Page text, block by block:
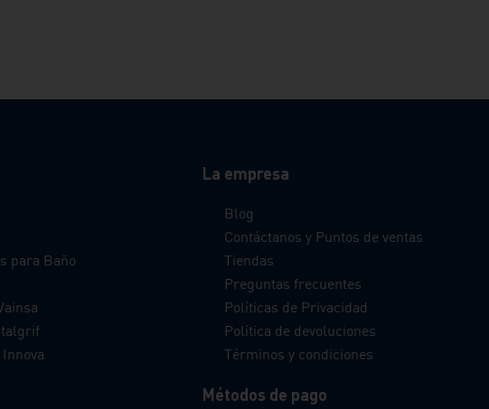
para Baño
La empresa
Blog
Contáctanos y Puntos de ventas
Tiendas
Preguntas frecuentes
Políticas de Privacidad
Política de devoluciones
Términos y condiciones
Métodos de pago